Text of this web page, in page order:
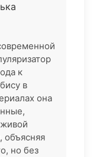
к
в
она
объясняя
но без